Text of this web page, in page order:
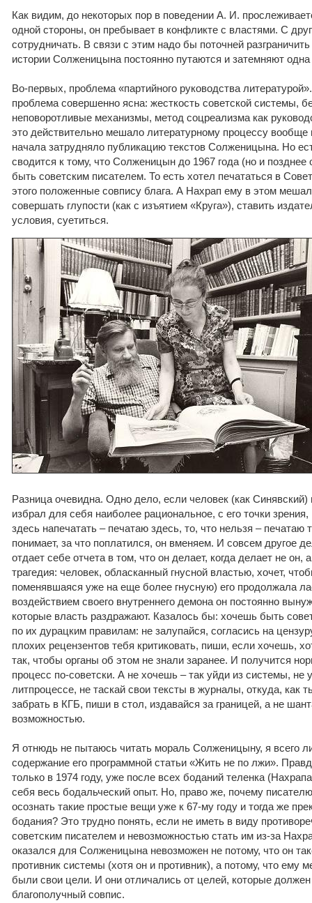
Как видим, до некоторых пор в поведении А. И.
одной стороны, он пребывает в конфликте с властями. С
сотрудничать. В связи с этим надо бы поточней
истории Солженицына постоянно путаются и затемняют
Во-первых, проблема «партийного руководства
проблема совершенно ясна: жесткость советской системы,
неповоротливые механизмы, метод соцреализма как
это действительно мешало литературному процессу вообще
начала затрудняло публикацию текстов Солженицына. Но
сводится к тому, что Солженицын до 1967 года (но и
быть советским писателем. То есть хотел печататься в
этого положенные совпису блага. А Нахрап ему в этом
совершать глупости (как с изъятием «Круга»), ставить
условия, суетиться.
Разница очевидна. Одно дело, если человек (как Синявский)
избрал для себя наиболее рациональное, с его точки
здесь напечатать – печатаю здесь, то, что нельзя – печатаю
понимает, за что поплатился, он вменяем. И совсем другое
отдает себе отчета в том, что он делает, когда делает не он,
трагедия: человек, обласканный гнусной властью, хочет,
поменявшаяся уже на еще более гнусную) его продолжала
воздействием своего внутреннего демона он постоянно
которые власть раздражают. Казалось бы: хочешь быть
по их дурацким правилам: не залупайся, согласись на
плохих рецензентов тебя критиковать, пиши, если хочешь,
так, чтобы органы об этом не знали заранее. И получится
процесс по-советски. А не хочешь – так уйди из системы, не
литпроцессе, не таскай свои тексты в журналы, откуда, как
забрать в КГБ, пиши в стол, издавайся за границей, а не
возможностью.
Я отнюдь не пытаюсь читать мораль Солженицыну, я всего
содержание его программной статьи «Жить не по лжи».
только в 1974 году, уже после всех боданий теленка
себя весь бодальческий опыт. Но, право же, почему
осознать такие простые вещи уже к 67-му году и тогда же
бодания? Это трудно понять, если не иметь в виду
советским писателем и невозможностью стать им из-за
оказался для Солженицына невозможен не потому, что он
противник системы (хотя он и противник), а потому, что ему
были свои цели. И они отличались от целей, которые
благополучный совпис.